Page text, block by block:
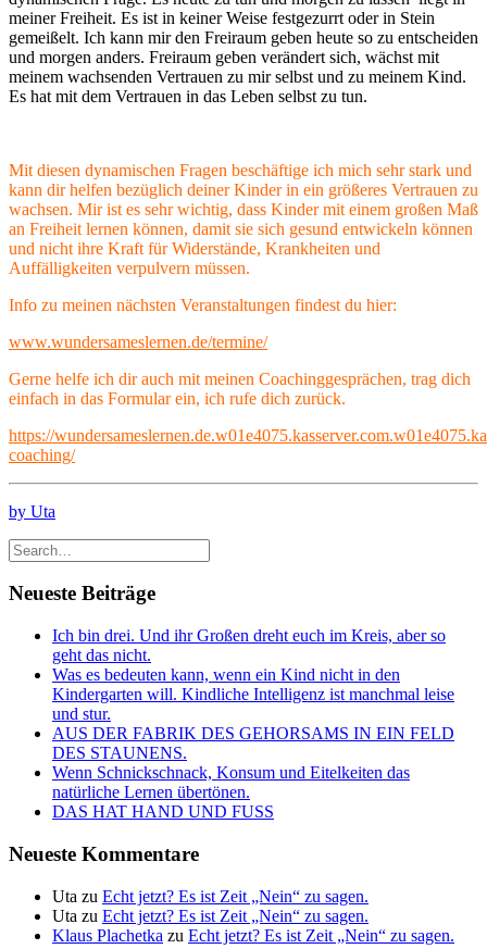
meiner Freiheit. Es ist in keiner Weise festgezurrt oder in Stein
gemeißelt. Ich kann mir den Freiraum geben heute so zu entscheiden
und morgen anders. Freiraum geben verändert sich, wächst mit
meinem wachsenden Vertrauen zu mir selbst und zu meinem Kind.
Es hat mit dem Vertrauen in das Leben selbst zu tun.
Mit diesen dynamischen Fragen beschäftige ich mich sehr stark und
kann dir helfen bezüglich deiner Kinder in ein größeres Vertrauen zu
wachsen. Mir ist es sehr wichtig, dass Kinder mit einem großen Maß
an Freiheit lernen können, damit sie sich gesund entwickeln können
und nicht ihre Kraft für Widerstände, Krankheiten und
Auffälligkeiten verpulvern müssen.
Info zu meinen nächsten Veranstaltungen findest du hier:
www.wundersameslernen.de/termine/
Gerne helfe ich dir auch mit meinen Coachinggesprächen, trag dich
einfach in das Formular ein, ich rufe dich zurück.
https://
coaching/
by Uta
Neueste Beiträge
Ich bin drei. Und ihr Großen dreht euch im Kreis, aber so
geht das nicht.
Was es bedeuten kann, wenn ein Kind nicht in den
Kindergarten will. Kindliche Intelligenz ist manchmal leise
und stur.
AUS DER FABRIK DES GEHORSAMS IN EIN FELD
DES STAUNENS.
Wenn Schnickschnack, Konsum und Eitelkeiten das
natürliche Lernen übertönen.
DAS HAT HAND UND FUSS
Neueste Kommentare
Uta zu Echt jetzt? Es ist Zeit „Nein“ zu sagen.
Uta zu Echt jetzt? Es ist Zeit „Nein“ zu sagen.
Klaus Plachetka zu Echt jetzt? Es ist Zeit „Nein“ zu sagen.